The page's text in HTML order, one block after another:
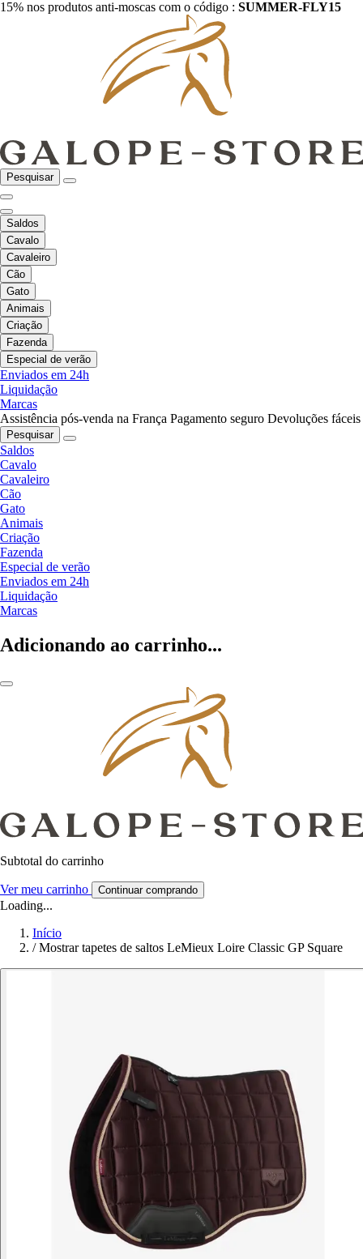
15% nos produtos anti-moscas com o código : SUMMER-FLY15
Pesquisar
Saldos
Cavalo
Cavaleiro
Cão
Gato
Animais
Criação
Fazenda
Especial de verão
Enviados em 24h
Liquidação
Marcas
Assistência pós-venda na França Pagamento seguro Devoluções fáceis
Pesquisar
Saldos
Cavalo
Cavaleiro
Cão
Gato
Animais
Criação
Fazenda
Especial de verão
Enviados em 24h
Liquidação
Marcas
Adicionando ao carrinho...
Subtotal do carrinho
Ver meu carrinho Continuar comprando
Loading...
Início
/ Mostrar tapetes de saltos LeMieux Loire Classic GP Square